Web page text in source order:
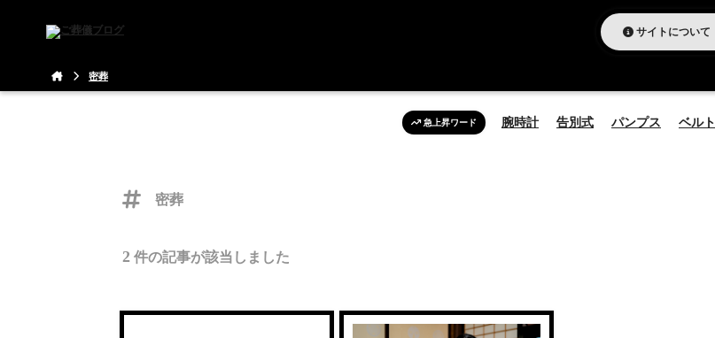
サイトについて
密葬
急上昇ワード 腕時計 告別式 パンプス ベルト
密葬
2 件の記事が該当しました